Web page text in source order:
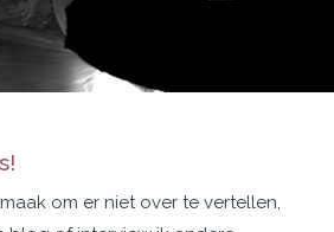
om er niet over te vertellen,